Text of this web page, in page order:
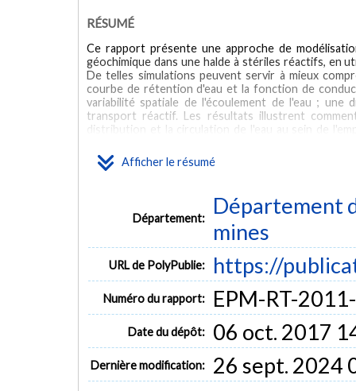
Afficher le résumé
RÉSUMÉ
Ce rapport présente une approche de
géochimique dans une halde à stériles réactifs, en
De telles simulations peuvent servir à mieux
courbe de rétention d'eau et la fonction de
variabilité spatiale de l'écoulement de l'eau ; une
transport réactif. Les résultats illustrent
distribution et la circulation de l'eau au sein de
montrent également que les taux d'oxydation
proportion de sulfure et la distribution de l'eau,
This report presents a numerical modeling
sulphidic waste rock pile using selected
can serve to better understand the long-term
hydraulic conductivity function are used to
parameters are used for reactive transport. The
directly affects the moisture distribution and flow
paths along the direction of the strongest
how sulphide mineral oxidation rates can be
distribution, which may explain large observed
MOTS CLÉS
Département:
Département
mines
URL de PolyPublie: https://
Numéro du rapport: EPM-RT-
Date du dépôt: 06 oct. 2017
Dernière modification: 26 sept. 2024